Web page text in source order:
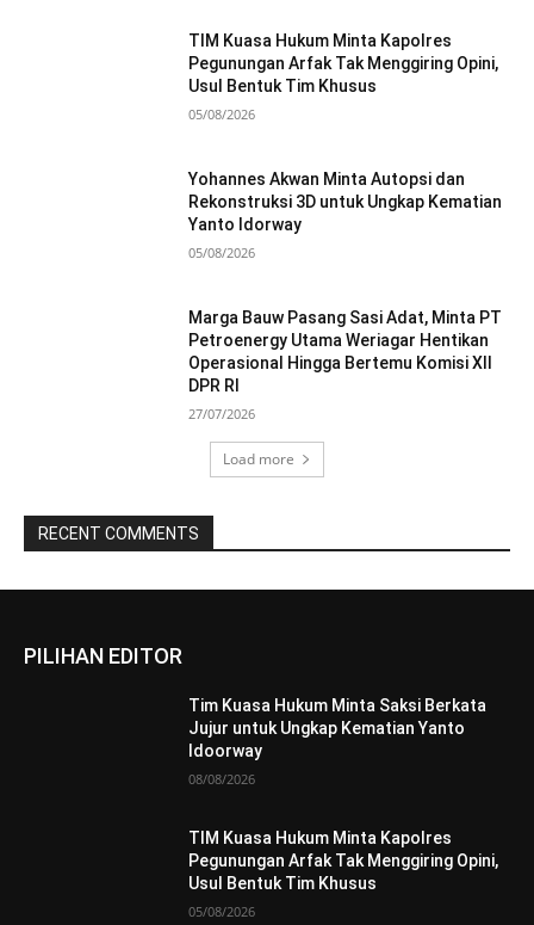
TIM Kuasa Hukum Minta Kapolres
Pegunungan Arfak Tak Menggiring Opini,
Usul Bentuk Tim Khusus
05/08/2026
Yohannes Akwan Minta Autopsi dan
Rekonstruksi 3D untuk Ungkap Kematian
Yanto Idorway
05/08/2026
Marga Bauw Pasang Sasi Adat, Minta PT
Petroenergy Utama Weriagar Hentikan
Operasional Hingga Bertemu Komisi XII
DPR RI
27/07/2026
Load more
RECENT COMMENTS
PILIHAN EDITOR
Tim Kuasa Hukum Minta Saksi Berkata
Jujur untuk Ungkap Kematian Yanto
Idoorway
08/08/2026
TIM Kuasa Hukum Minta Kapolres
Pegunungan Arfak Tak Menggiring Opini,
Usul Bentuk Tim Khusus
05/08/2026